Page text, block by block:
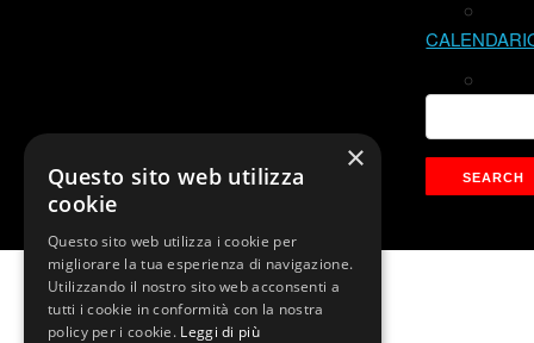
Chicago Il Musical
×
Questo sito web utilizza
cookie
Questo sito web utilizza i cookie per
migliorare la tua esperienza di navigazione.
Utilizzando il nostro sito web acconsenti a
tutti i cookie in conformità con la nostra
policy per i cookie. Leggi di più